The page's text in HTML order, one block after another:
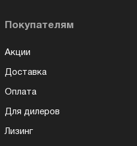
Покупателям
Акции
Доставка
Оплата
Для дилеров
Лизинг